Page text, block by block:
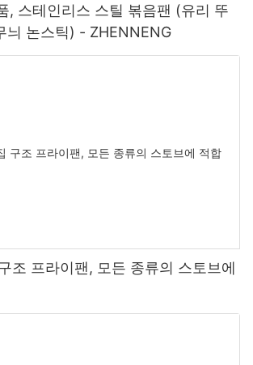
, 스테인리스 스틸 볶음팬 (유리 뚜
늬 논스틱) - ZHENNENG
조 프라이팬, 모든 종류의 스토브에